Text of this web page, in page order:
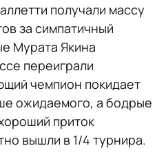
получали массу
за симпатичный
Мурата Якина
переиграли
чемпион покидает
ожидаемого, а бодрые
приток
вышли в 1/4 турнира.